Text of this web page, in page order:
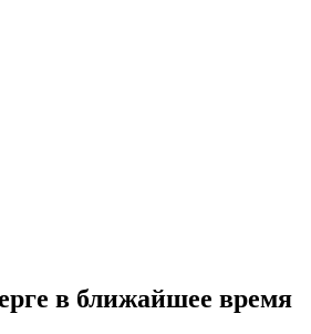
в ближайшее время